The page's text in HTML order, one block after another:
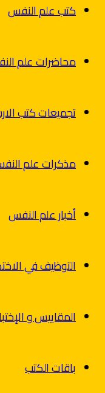
كتب علم النفس
محاضرات علم
تجميعات كتب
مذكرات علم
أخبار علم النفس
التوظيف في
المقاييس و
باقات الكتب